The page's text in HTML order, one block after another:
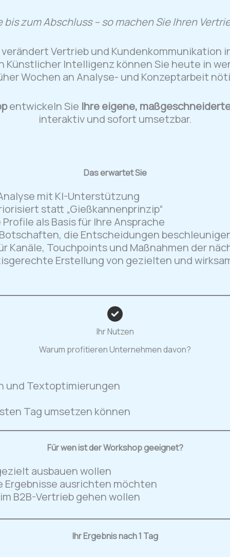
bis zum Abschluss – so machen Sie Ihren
Vertrieb und Kundenkommunikation
Künstlicher Intelligenz können Sie heute in
Wochen an Analyse- und Konzeptarbeit
entwickeln Sie Ihre eigene,
interaktiv und sofort umsetzbar.
Das erwartet Sie
mit KI-Unterstützung
statt „Gießkannenprinzip“
als Basis für Ihre Ansprache
die Entscheidungen
Kanäle, Touchpoints und Maßnahmen der
Erstellung von gezielten und
Ihr Nutzen
Warum profitieren Unternehmen davon?
und Textoptimierungen
Tag umsetzen können
Für wen ist der Workshop geeignet?
ausbauen wollen
Ergebnisse ausrichten möchten
B2B-Vertrieb gehen wollen
Ihr Ergebnis nach 1 Tag